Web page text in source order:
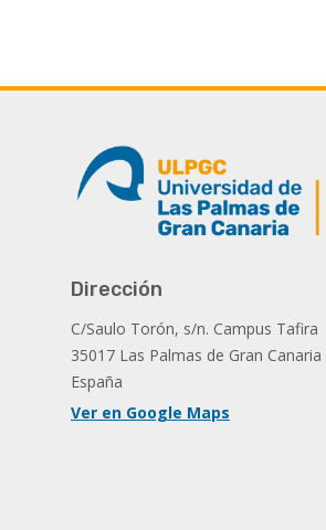
Dirección
C/Saulo Torón, s/n. Campus Tafira
35017 Las Palmas de Gran Canaria
España
Ver en Google Maps